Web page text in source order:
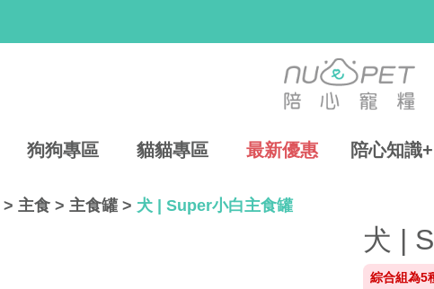
狗狗專區 貓貓專區 最新優惠 陪心知識+
> 主食 > 主食罐> 犬 | Super小白主食罐
犬 |
綜合組為5